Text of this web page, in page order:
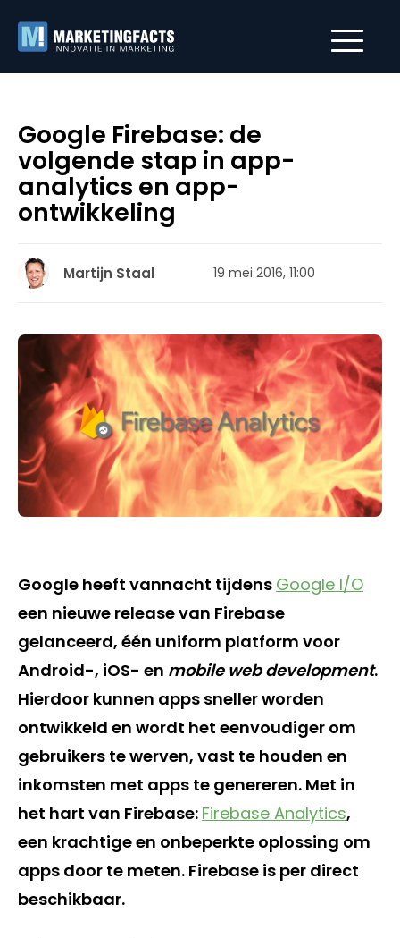
Google Firebase: de
volgende stap in app-
analytics en app-
ontwikkeling
Martijn Staal 19 mei 2016, 11:00
Google heeft vannacht tijdens Google I/O
een nieuwe release van Firebase
gelanceerd, één uniform platform voor
Android-, iOS- en mobile web development.
Hierdoor kunnen apps sneller worden
ontwikkeld en wordt het eenvoudiger om
gebruikers te werven, vast te houden en
inkomsten met apps te genereren. Met in
het hart van Firebase: Firebase Analytics,
een krachtige en onbeperkte oplossing om
apps door te meten. Firebase is per direct
beschikbaar.